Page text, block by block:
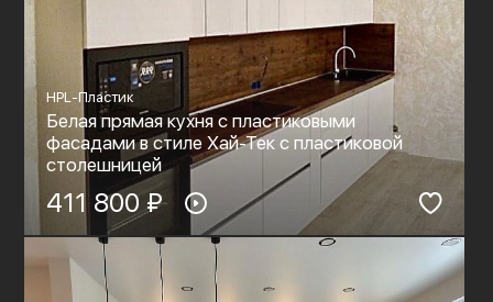
HPL-Пластик
Белая прямая кухня с пластиковыми
фасадами в стиле Хай-Тек с пластиковой
столешницей
411 800 ₽